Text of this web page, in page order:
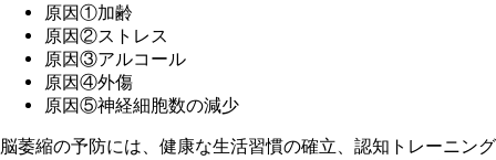
原因①加齢
原因②ストレス
原因③アルコール
原因④外傷
原因⑤神経細胞数の減少
脳萎縮の予防には、健康な生活習慣の確立、認知トレーニング